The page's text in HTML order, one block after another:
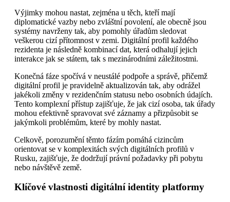
Výjimky mohou nastat, zejména u těch, kteří mají
diplomatické vazby nebo zvláštní povolení, ale obecně jsou
systémy navrženy tak, aby pomohly úřadům sledovat
veškerou cizí přítomnost v zemi. Digitální profil každého
rezidenta je následně kombinací dat, která odhalují jejich
interakce jak se státem, tak s mezinárodními záležitostmi.
Konečná fáze spočívá v neustálé podpoře a správě, přičemž
digitální profil je pravidelně aktualizován tak, aby odrážel
jakékoli změny v rezidenčním statusu nebo osobních údajích.
Tento komplexní přístup zajišťuje, že jak cizí osoba, tak úřady
mohou efektivně spravovat své záznamy a přizpůsobit se
jakýmkoli problémům, které by mohly nastat.
Celkově, porozumění těmto fázím pomáhá cizincům
orientovat se v komplexitách svých digitálních profilů v
Rusku, zajišťuje, že dodržují právní požadavky při pobytu
nebo návštěvě země.
Klíčové vlastnosti digitální identity platformy